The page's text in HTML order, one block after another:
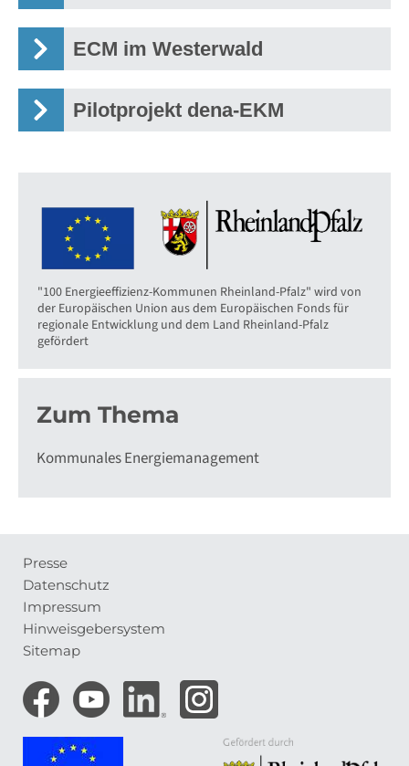
ECM im Westerwald
Pilotprojekt dena-EKM
"100 Energieeffizienz-Kommunen Rheinland-Pfalz" wird von
der Europäischen Union aus dem Europäischen Fonds für
regionale Entwicklung und dem Land Rheinland-Pfalz
gefördert
Zum Thema
Kommunales Energiemanagement
Meta-
Navigation
Presse
Datenschutz
Impressum
Hinweisgebersystem
Sitemap